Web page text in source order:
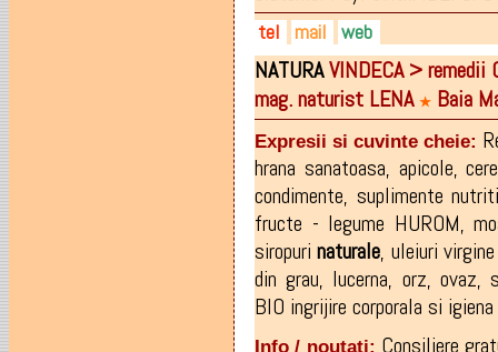
tel
0744-784453
0362-404.044
mail
flaviasofron@gmail.com
web
facebook.com/pages/ANA-
facebook.com/ANAFARM-
NATURAVINDECA > remedii
mag. naturist LENA ★ Baia
Expresii si cuvinte cheie:
hrana sanatoasa, apicole,
condimente, suplimente
fructe - legume HUROM,
siropurinaturale, uleiuri
din grau, lucerna, orz, ovaz,
BIO ingrijire corporala si
Info / noutati: Consiliere